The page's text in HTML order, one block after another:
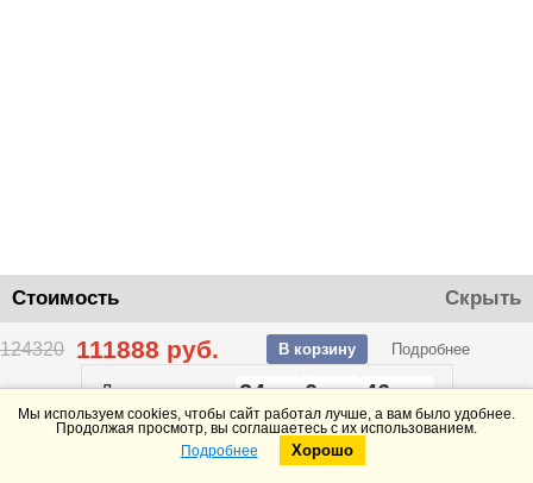
Стоимость Скрыть
124320 111888 руб. В корзину Подробнее
До конца акции24 0 46
Telegram
Мы используем cookies, чтобы сайт работал лучше, а вам было удобнее.
Продолжая просмотр, вы соглашаетесь с их использованием.
Подробнее
Хорошо